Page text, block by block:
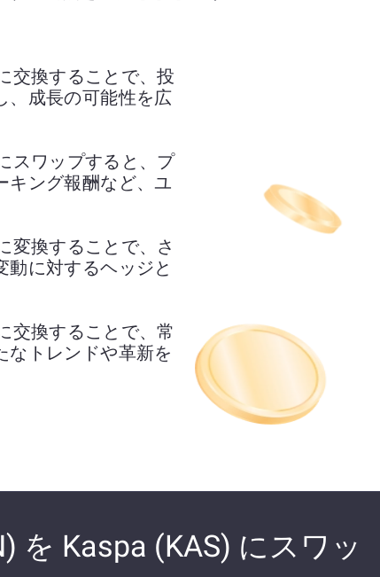
交換することで、投
、成長の可能性を広
スワップすると、プ
キング報酬など、ユ
変換することで、さ
動に対するヘッジと
交換することで、常
なトレンドや革新を
を Kaspa (KAS) にスワッ